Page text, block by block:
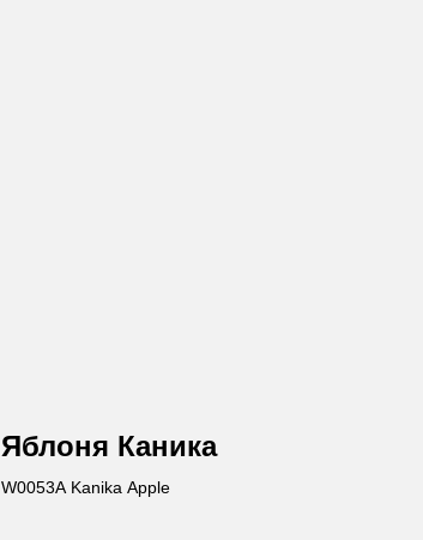
Яблоня Каника
W0053A Kanika Apple